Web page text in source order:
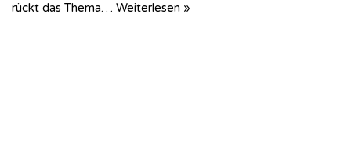
rückt das Thema… Weiterlesen »